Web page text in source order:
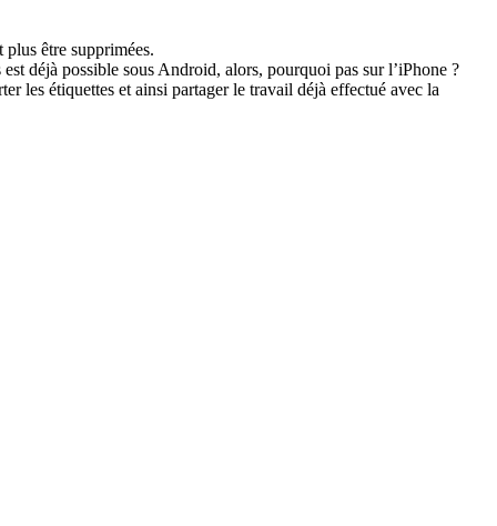
être supprimées.
déjà possible sous Android, alors, pourquoi pas sur l’iPhone ?
les étiquettes et ainsi partager le travail déjà effectué avec la